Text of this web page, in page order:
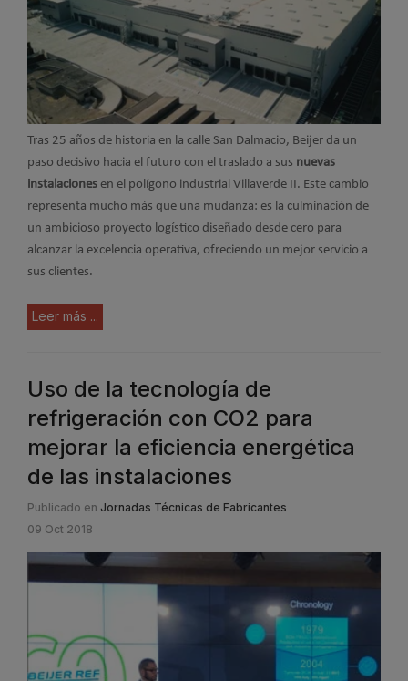
Tras 25 años de historia en la calle San Dalmacio, Beijer da un
paso decisivo hacia el futuro con el traslado a sus nuevas
instalaciones en el polígono industrial Villaverde II. Este cambio
representa mucho más que una mudanza: es la culminación de
un ambicioso proyecto logístico diseñado desde cero para
alcanzar la excelencia operativa, ofreciendo un mejor servicio a
sus clientes.
Leer más ...
Uso de la tecnología de
refrigeración con CO2 para
mejorar la eficiencia energética
de las instalaciones
Publicado en Jornadas Técnicas de Fabricantes
09 Oct 2018